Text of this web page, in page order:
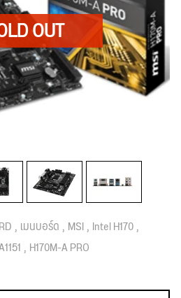
เมนบอร์ด MSI Intel H170
H170M-A PRO